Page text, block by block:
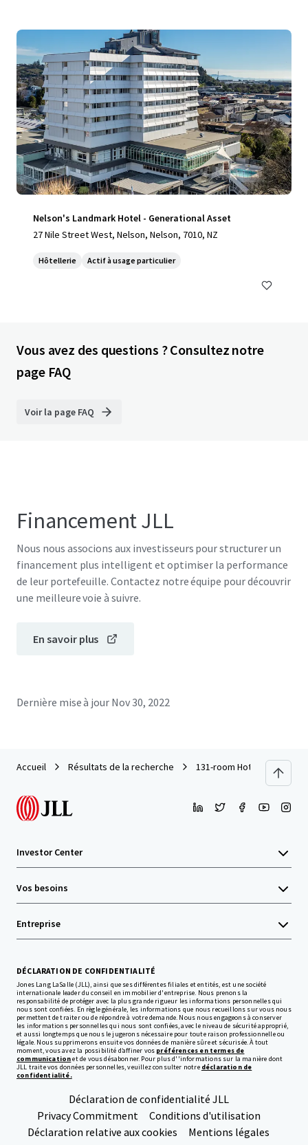
Nelson's Landmark Hotel - Generational Asset
27 Nile Street West, Nelson, Nelson, 7010, NZ
Hôtellerie Actif à usage particulier
Vous avez des questions ? Consultez notre
page FAQ
Voir la page FAQ
Financement JLL
Nous nous associons aux investisseurs pour structurer un
financement plus intelligent et optimiser la performance
de leur portefeuille. Contactez notre équipe pour découvrir
une meilleure voie à suivre.
En savoir plus
Dernière mise à jour Nov 30, 2022
Accueil Résultats de la recherche 131-room Hotel in Kuala
Investor Center
Vos besoins
Entreprise
DÉCLARATION DE CONFIDENTIALITÉ
Jones Lang LaSalle (JLL), ainsi que ses différentes filiales et entités, est une société
internationale leader du conseil en immobilier d'entreprise. Nous prenons la
responsabilité de protéger avec la plus grande rigueur les informations personnelles qui
nous sont confiées. En règle générale, les informations que nous recueillons sur vous nous
permettent de traiter ou de répondre à votre demande. Nous nous engageons à conserver
les informations personnelles qui nous sont confiées, avec le niveau de sécurité approprié,
et aussi longtemps que nous le jugerons nécessaire pour toute raison professionnelle ou
légale. Nous supprimerons ensuite vos données de manière sûre et sécurisée. À tout
moment, vous avez la possibilité d’affiner vos préférences en termes de
communicationet de vous désabonner. Pour plus d''informations sur la manière dont
JLL traite vos données personnelles, veuillez consulter notre déclaration de
confidentialité.
Déclaration de confidentialité JLL
Privacy Commitment
Conditions d'utilisation
Déclaration relative aux cookies
Mentions légales